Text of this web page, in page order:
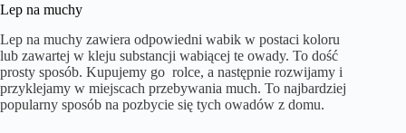
Lep na muchy
Lep na muchy zawiera odpowiedni wabik w postaci koloru
lub zawartej w kleju substancji wabiącej te owady. To dość
prosty sposób. Kupujemy go rolce, a następnie rozwijamy i
przyklejamy w miejscach przebywania much. To najbardziej
popularny sposób na pozbycie się tych owadów z domu.